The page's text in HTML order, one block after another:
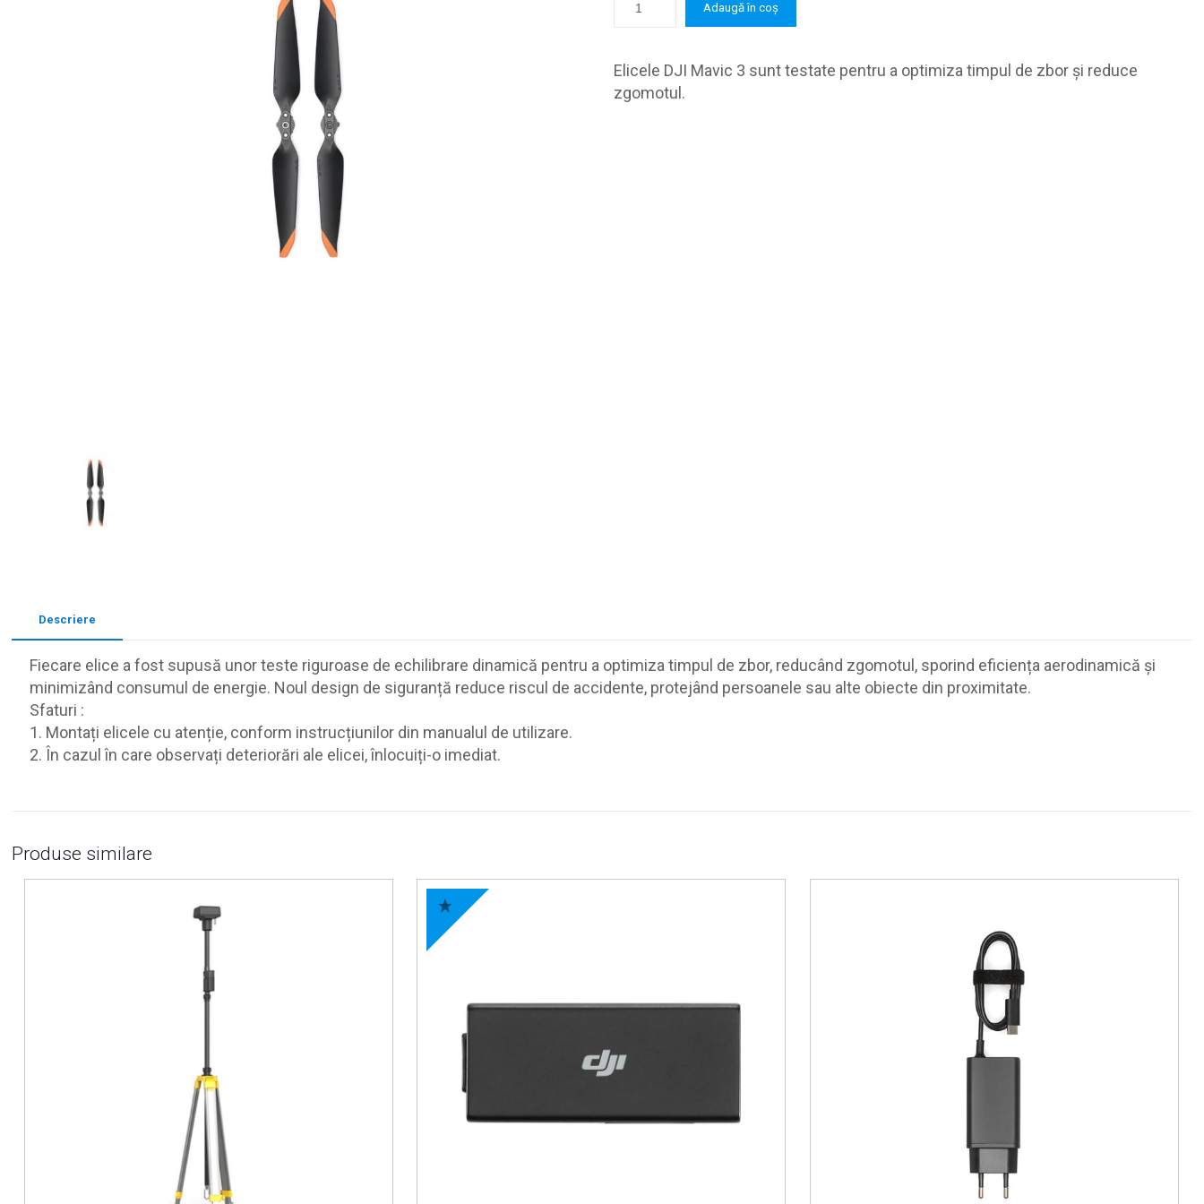
Adaugă în coș
Elicele DJI Mavic 3 sunt testate pentru a optimiza timpul de zbor și reduce
zgomotul.
Descriere
Fiecare elice a fost supusă unor teste riguroase de echilibrare dinamică pentru a optimiza timpul de zbor, reducând zgomotul, sporind eficiența aerodinamică și
minimizând consumul de energie. Noul design de siguranță reduce riscul de accidente, protejând persoanele sau alte obiecte din proximitate.
Sfaturi :
1. Montați elicele cu atenție, conform instrucțiunilor din manualul de utilizare.
2. În cazul în care observați deteriorări ale elicei, înlocuiți-o imediat.
Produse similare